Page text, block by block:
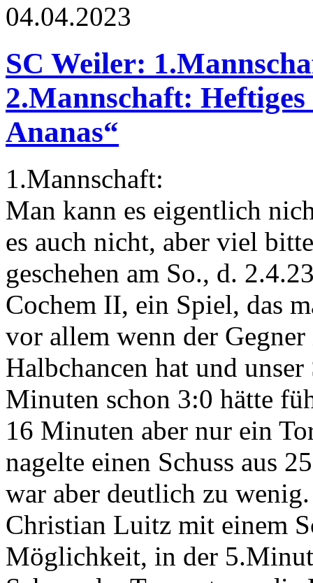
04.04.2023
SC Weiler:
2.Mannschaft:
Ananas“
1.Mannschaft:
Man kann es eigentlich
es auch nicht, aber viel
geschehen am So., d.
Cochem II, ein Spiel, das
vor allem wenn der
Halbchancen hat und
Minuten schon 3:0 hätte
16 Minuten aber nur ein
nagelte einen Schuss aus
war aber deutlich zu
Christian Luitz mit einem
Möglichkeit, in der